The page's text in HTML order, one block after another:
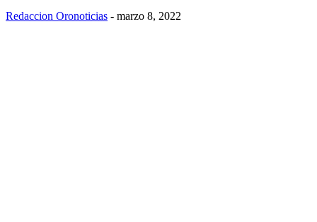
Redaccion Oronoticias - marzo 8, 2022